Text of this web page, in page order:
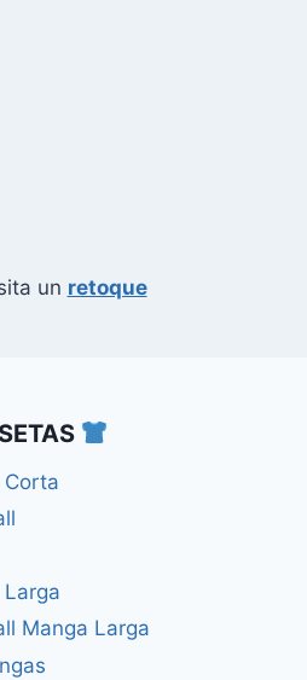
un retoque
Corta
Manga Larga